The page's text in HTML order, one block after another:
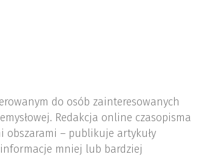
do osób zainteresowanych
Redakcja online czasopisma
obszarami – publikuje artykuły
mniej lub bardziej